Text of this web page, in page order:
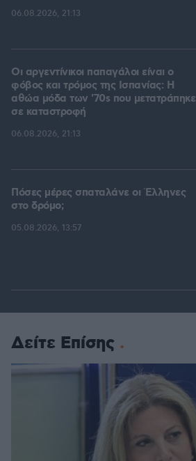
06.08.2026, 21:13
Οι αργεντίνικοι παπαγάλοι είναι ο
φόβος και τρόμος της Ισπανίας: Η
αθώα μόδα των '70s που μετατράπηκε
σε καταστροφή
06.08.2026, 21:13
Πόσες μέρες σπαταλάνε οι Έλληνες
στο δρόμο;
05.08.2026, 13:57
Δείτε Επίσης